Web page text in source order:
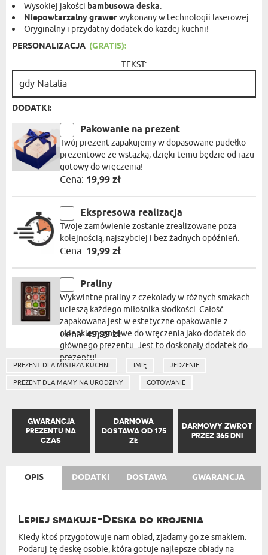
Wysokiej jakości bambusowa deska.
Niepowtarzalny grawerwykonany w technologii laserowej.
Oryginalny i przydatny dodatek do każdej kuchni!
PERSONALIZACJA (GRATIS):
TEKST:
DODATKI:
Pakowanie na prezent
Twój prezent zapakujemy w dopasowane pudełko
prezentowe ze wstążką, dzięki temu będzie od razu
gotowy do wręczenia!
Cena: 19,99 zł
Ekspresowa realizacja
Twoje zamówienie zostanie zrealizowane poza
kolejnością, najszybciej i bez żadnych opóźnień.
Cena: 19,99 zł
Praliny
Wykwintne praliny z czekolady w różnych smakach
ucieszą każdego miłośnika słodkości. Całość
zapakowana jest w estetyczne opakowanie z
okienkiem, gotowe do wręczenia jako dodatek do
głównego prezentu. Jest to doskonały dodatek do
prezentu!
Cena:49,99 zł
PREZENT DLA MISTRZA KUCHNI IMIĘ JEDZENIE
PREZENT DLA MAMY NA URODZINY GOTOWANIE
GWARANCJA
PREZENTU NA
CZAS
DARMOWA
DOSTAWA OD 175
ZŁ
DARMOWY ZWROT
PRZEZ 365 DNI
OPIS DODATKI DOSTAWA GWARANCJA
Lepiej smakuje-Deska do krojenia
Kiedy ktoś przygotowuje nam obiad, zjadamy go ze smakiem.
Podaruj tę deskę osobie, która gotuje najlepsze obiady na